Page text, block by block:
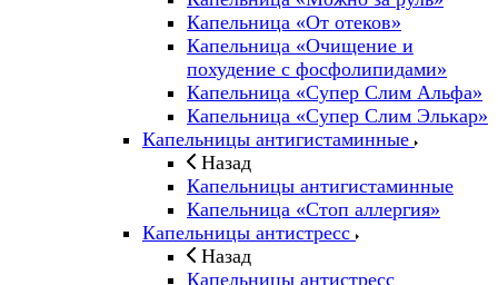
Капельница «От отеков»
Капельница «Очищение и
похудение с фосфолипидами»
Капельница «Супер Слим Альфа»
Капельница «Супер Слим Элькар»
Капельницы антигистаминные
Назад
Капельницы антигистаминные
Капельница «Стоп аллергия»
Капельницы антистресс
Назад
Капельницы антистресс